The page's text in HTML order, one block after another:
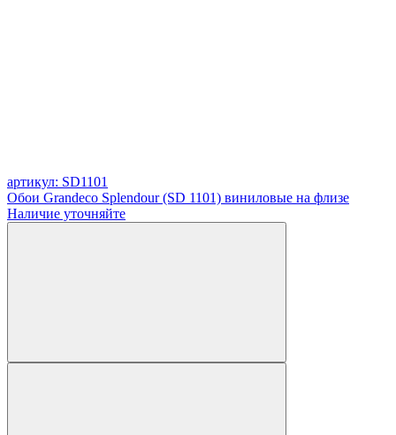
артикул: SD1101
Обои Grandeco Splendour (SD 1101) виниловые на флизе
Наличие уточняйте